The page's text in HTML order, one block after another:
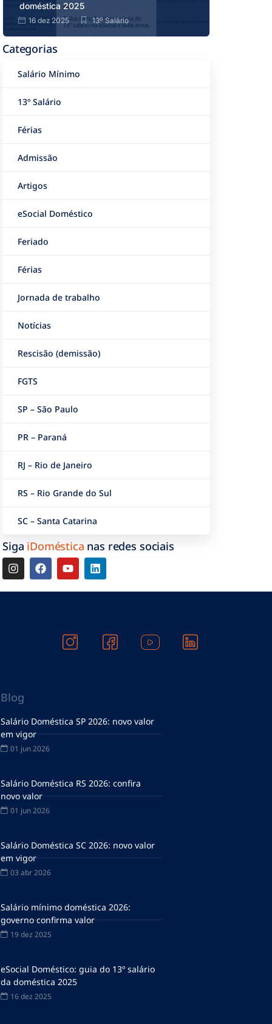
doméstica 2025
16 dez 2025 13º Salário
Categorias
Salário Mínimo
13º Salário
Férias
Admissão
Artigos
eSocial Doméstico
Feriado
Férias
Jornada de trabalho
Notícias
Rescisão (demissão)
FGTS
SP – São Paulo
PR – Paraná
RJ – Rio de Janeiro
RS – Rio Grande do Sul
SC – Santa Catarina
Siga iDoméstica nas redes sociais
Blog
Salário Doméstica SP 2026: novo valor
em vigor
01 jun 2026
Salário Doméstica RS 2026: confira
novo valor
01 jun 2026
Salário Doméstica SC 2026: novo valor
em vigor
03 abr 2026
Salário mínimo doméstica 2026:
governo confirma valor
19 dez 2025
eSocial Doméstico: guia do 13º salário
da doméstica 2025
16 dez 2025